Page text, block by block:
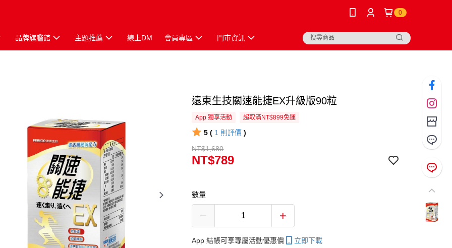
0
品牌旗艦館 主題推薦 線上DM 會員專區 門市資訊
遠東生技關速能捷EX升級版90粒
App 獨享活動 超取滿NT$899免運
5 ( 1 則評價 )
NT$1,680
NT$789
數量
App 結帳可享專屬活動優惠價 立即下載